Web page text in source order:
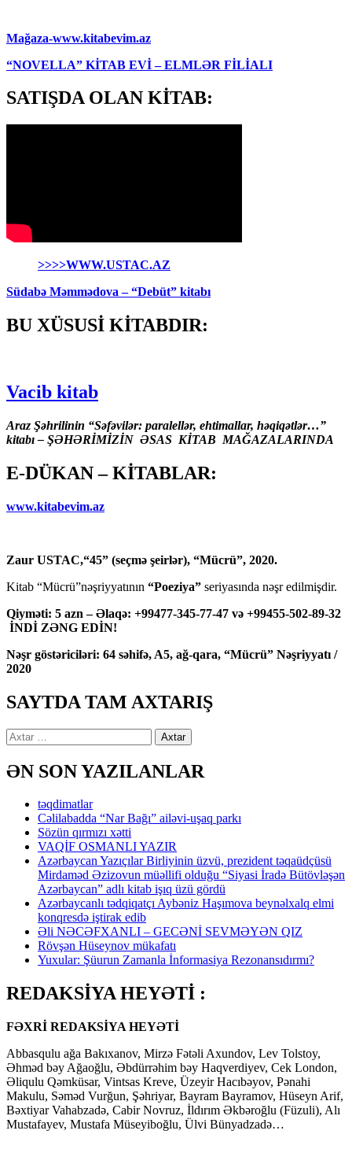
Mağaza-www.kitabevim.az
“NOVELLA” KİTAB EVİ – ELMLƏR FİLİALI
SATIŞDA OLAN KİTAB:
>>>>WWW.USTAC.AZ
Südabə Məmmədova – “Debüt” kitabı
BU XÜSUSİ KİTABDIR:
Vacib kitab
Araz Şəhrilinin “Səfəvilər: paralellər, ehtimallar, həqiqətlər…”
kitabı – ŞƏHƏRİMİZİN ƏSAS KİTAB MAĞAZALARINDA
E-DÜKAN – KİTABLAR:
www.kitabevim.az
Zaur USTAC,“45” (seçmə şeirlər), “Mücrü”, 2020.
Kitab “Mücrü”nəşriyyatının “Poeziya” seriyasında nəşr edilmişdir.
Qiyməti: 5 azn – Əlaqə: +99477-345-77-47 və +99455-502-89-32
İNDİ ZƏNG EDİN!
Nəşr göstəriciləri: 64 səhifə, A5, ağ-qara, “Mücrü” Nəşriyyatı /
2020
SAYTDA TAM AXTARIŞ
Axtarış:
ƏN SON YAZILANLAR
təqdimatlar
Cəlilabadda “Nar Bağı” ailəvi-uşaq parkı
Sözün qırmızı xətti
VAQİF OSMANLI YAZIR
Azərbaycan Yazıçılar Birliyinin üzvü, prezident təqaüdçüsü
Mirdaməd Əzizovun müəllifi olduğu “Siyasi İradə Bütövləşən
Azərbaycan” adlı kitab işıq üzü gördü
Azərbaycanlı tədqiqatçı Aybəniz Haşımova beynəlxalq elmi
konqresdə iştirak edib
Əli NƏCƏFXANLI – GECƏNİ SEVMƏYƏN QIZ
Rövşən Hüseynov mükafatı
Yuxular: Şüurun Zamanla İnformasiya Rezonansıdırmı?
REDAKSİYA HEYƏTİ :
FƏXRİ REDAKSİYA HEYƏTİ
Abbasqulu ağa Bakıxanov, Mirzə Fətəli Axundov, Lev Tolstoy,
Əhməd bəy Ağaoğlu, Əbdürrəhim bəy Haqverdiyev, Cek London,
Əliqulu Qəmküsar, Vintsas Kreve, Üzeyir Hacıbəyov, Pənahi
Makulu, Səməd Vurğun, Şəhriyar, Bayram Bayramov, Hüseyn Arif,
Bəxtiyar Vahabzadə, Cabir Novruz, İldırım Əkbəroğlu (Füzuli), Alı
Mustafayev, Mustafa Müseyiboğlu, Ülvi Bünyadzadə…